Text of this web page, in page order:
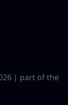
| part of the